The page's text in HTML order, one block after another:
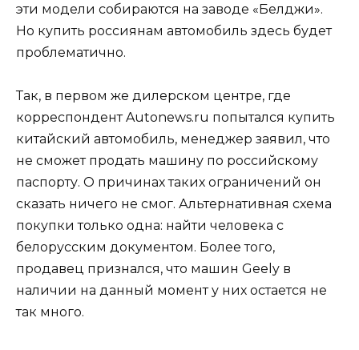
эти модели собираются на заводе «Белджи».
Но купить россиянам автомобиль здесь будет
проблематично.
Так, в первом же дилерском центре, где
корреспондент Autonews.ru попытался купить
китайский автомобиль, менеджер заявил, что
не сможет продать машину по российскому
паспорту. О причинах таких ограничений он
сказать ничего не смог. Альтернативная схема
покупки только одна: найти человека с
белорусским документом. Более того,
продавец признался, что машин Geely в
наличии на данный момент у них остается не
так много.